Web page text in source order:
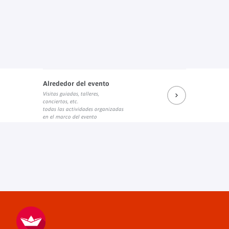
Alrededor del evento
Visitas guiadas, talleres,
conciertos, etc.
todas las actividades organizadas
en el marco del evento